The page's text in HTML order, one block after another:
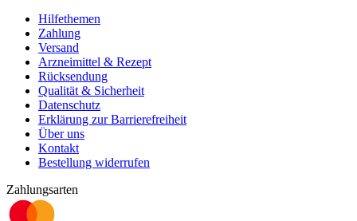
Hilfethemen
Zahlung
Versand
Arzneimittel & Rezept
Rücksendung
Qualität & Sicherheit
Datenschutz
Erklärung zur Barrierefreiheit
Über uns
Kontakt
Bestellung widerrufen
Zahlungsarten